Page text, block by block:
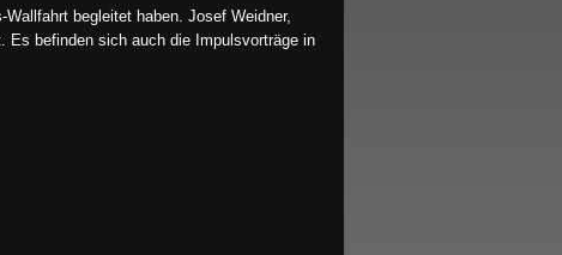
begleitet haben. Josef Weidner,
Es befinden sich auch die Impulsvorträge in